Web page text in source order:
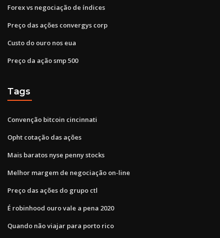
Forex vs negociação de índices
Preço das ações convergys corp
Custo do ouro nos eua
Preço da ação smp 500
Tags
Convenção bitcoin cincinnati
Opht cotação das ações
Mais baratos nyse penny stocks
Melhor margem de negociação on-line
Preço das ações do grupo ctl
É robinhood ouro vale a pena 2020
Quando não viajar para porto rico